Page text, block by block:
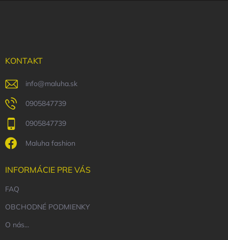
KONTAKT
info@maluha.sk
0905847739
0905847739
Maluha fashion
INFORMÁCIE PRE VÁS
FAQ
OBCHODNÉ PODMIENKY
O nás...